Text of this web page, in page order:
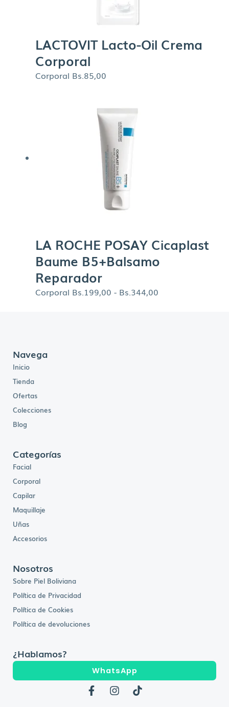
LACTOVIT Lacto-Oil Crema
Corporal
Corporal Bs.85,00
LA ROCHE POSAY Cicaplast
Baume B5+Balsamo
Reparador
Corporal Bs.199,00 - Bs.344,00
Navega
Inicio
Tienda
Ofertas
Colecciones
Blog
Categorías
Facial
Corporal
Capilar
Maquillaje
Uñas
Accesorios
Nosotros
Sobre Piel Boliviana
Política de Privacidad
Política de Cookies
Política de devoluciones
¿Hablamos?
WhatsApp
F
a
I
n
T
i